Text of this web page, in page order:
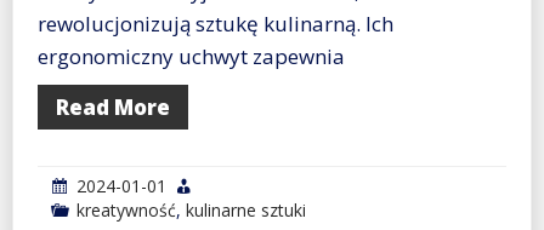
rewolucjonizują sztukę kulinarną. Ich
ergonomiczny uchwyt zapewnia
Read More
2024-01-01
kreatywność, kulinarne sztuki